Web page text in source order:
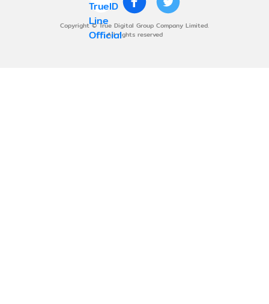
Copyright © True Digital Group Company Limited.
All rights reserved